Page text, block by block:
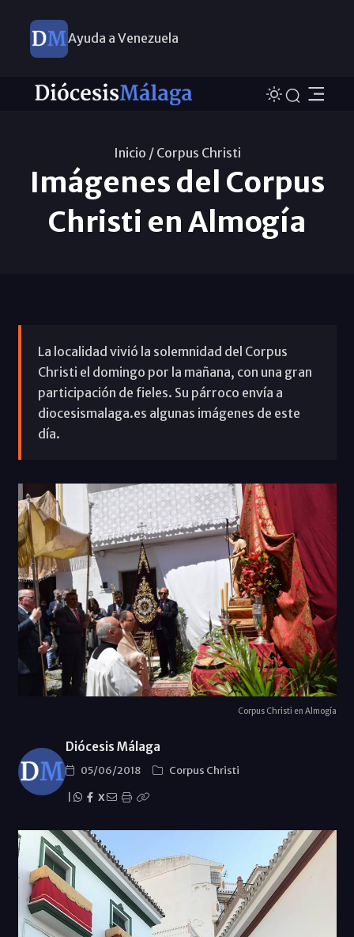
Ayuda a Venezuela
Inicio / Corpus Christi
Imágenes del Corpus
Christi en Almogía
La localidad vivió la solemnidad del Corpus
Christi el domingo por la mañana, con una gran
participación de fieles. Su párroco envía a
diocesismalaga.es algunas imágenes de este
día.
Corpus Christi en Almogía
Diócesis Málaga
05/06/2018
Corpus Christi
X